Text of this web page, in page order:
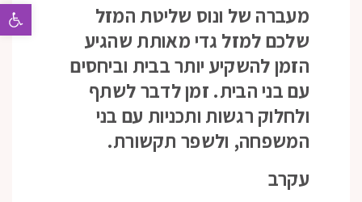
מעברה של ונוס שליטת המזל
שלכם למזל גדי מאותת שהגיע
הזמן להשקיע יותר בבית וביחסים
עם בני הבית. זמן לדבר לשתף
ולחלוק רגשות ותכניות עם בני
המשפחה, ולשפר תקשורת.
עקרב